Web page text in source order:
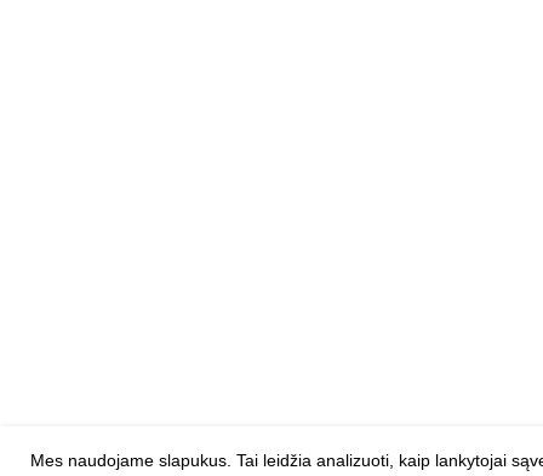
Mes naudojame slapukus. Tai leidžia analizuoti, kaip lankytojai